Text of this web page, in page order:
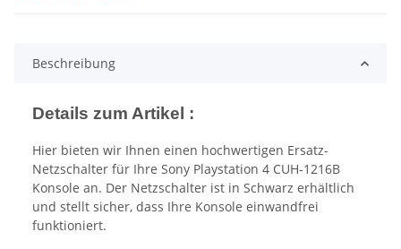
Beschreibung
Details zum Artikel :
Hier bieten wir Ihnen einen hochwertigen Ersatz-
Netzschalter für Ihre Sony Playstation 4 CUH-1216B
Konsole an. Der Netzschalter ist in Schwarz erhältlich
und stellt sicher, dass Ihre Konsole einwandfrei
funktioniert.